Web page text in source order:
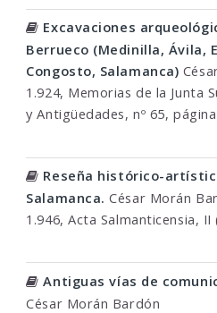
Excavaciones
Berrueco (Medinilla, Ávila,
Congosto, Salamanca)
1.924, Memorias de la Junta
y Antigüedades, nº 65,
Reseña histórico-
Salamanca. César Morán
1.946, Acta Salmanticensia, II
Antiguas vías de
César Morán Bardón